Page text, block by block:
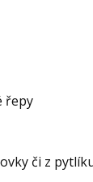
řepy
či z